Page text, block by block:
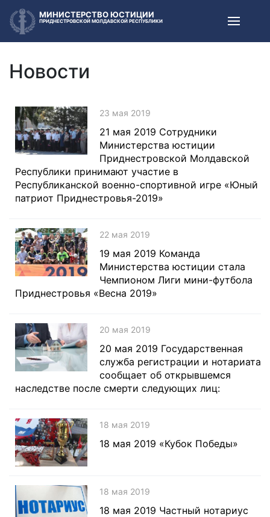
МИНИСТЕРСТВО ЮСТИЦИИ
ПРИДНЕСТРОВСКОЙ МОЛДАВСКОЙ РЕСПУБЛИКИ
Новости
23 мая 2019
21 мая 2019 Сотрудники
Министерства юстиции
Приднестровской Молдавской
Республики принимают участие в
Республиканской военно-спортивной игре «Юный
патриот Приднестровья-2019»
22 мая 2019
19 мая 2019 Команда
Министерства юстиции стала
Чемпионом Лиги мини-футбола
Приднестровья «Весна 2019»
20 мая 2019
20 мая 2019 Государственная
служба регистрации и нотариата
сообщает об открывшемся
наследстве после смерти следующих лиц:
18 мая 2019
18 мая 2019 «Кубок Победы»
18 мая 2019
18 мая 2019 Частный нотариус